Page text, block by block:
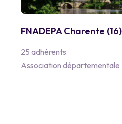
FNADEPA Charente (16)
25 adhérents
Association départementale